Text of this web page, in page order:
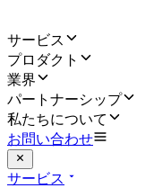
サービス
プロダクト
業界
パートナーシップ
私たちについて
お問い合わせ
サービス